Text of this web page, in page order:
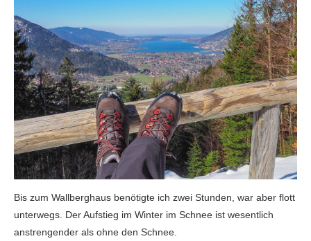
Bis zum Wallberghaus benötigte ich zwei Stunden, war aber flott
unterwegs. Der Aufstieg im Winter im Schnee ist wesentlich
anstrengender als ohne den Schnee.